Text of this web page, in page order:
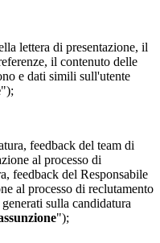
lettera di presentazione, il
il contenuto delle
e dati simili sull'utente
");
feedback del team di
al processo di
feedback del Responsabile
al processo di reclutamento
sulla candidatura
");